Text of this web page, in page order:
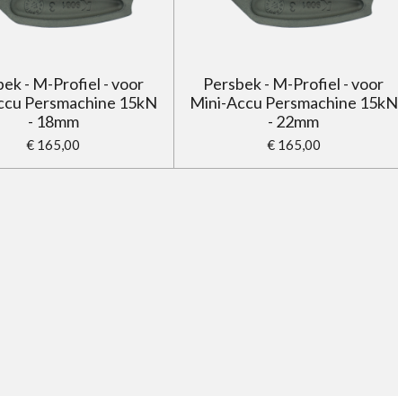
- M-Profiel - voor
Persmachine 15kN
- 18mm
€ 165,00
Persbek - M-Profiel - voor
Mini-Accu Persmachine 15kN
- 22mm
€ 165,00